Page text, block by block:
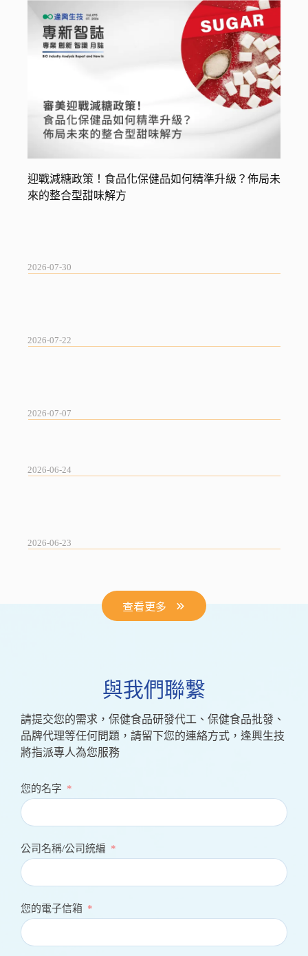
迎戰減糖政策！食品化保健品如何精準升級？佈局未
來的整合型甜味解方
2026-07-30
2026-07-22
2026-07-07
2026-06-24
2026-06-23
查看更多
與我們聯繫
請提交您的需求，保健食品研發代工、保健食品批發、
品牌代理等任何問題，請留下您的連絡方式，逢興生技
將指派專人為您服務
您的名字
公司名稱/公司統編
您的電子信箱